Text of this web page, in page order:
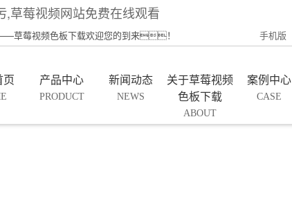
,草莓视频网站免费在线观看
草莓视频色板下载欢迎您的到来！ 手机版
页 产品中心
PRODUCT
新闻动态
NEWS
关于草莓视频
色板下载
ABOUT
案例中心
CASE